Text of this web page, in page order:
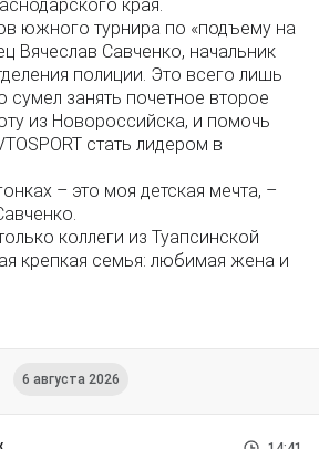
края.
южного турнира по «подъему на
Вячеслав Савченко, начальник
полиции. Это всего лишь
сумел занять почетное второе
из Новороссийска, и помочь
стать лидером в
– это моя детская мечта, –
коллеги из Туапсинской
крепкая семья: любимая жена и
6 августа 2026